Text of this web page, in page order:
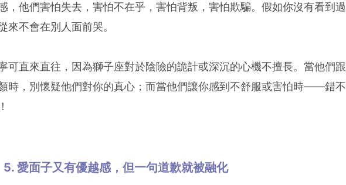
，他們害怕失去，害怕不在乎，害怕背叛，害怕欺騙。假如你沒有看到過
來不會在別人面前哭。
可直來直往，因為獅子座對於陰險的詭計或深沉的心機不擅長。當他們跟
時，別懷疑他們對你的真心；而當他們讓你感到不舒服或害怕時——錯不
5. 愛面子又有優越感，但一句道歉就被融化